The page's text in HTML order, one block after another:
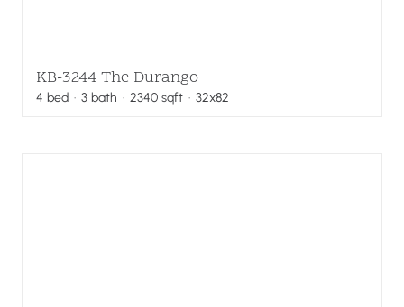
KB-3244 The Durango
4 bed · 3 bath · 2340 sqft· 32x82